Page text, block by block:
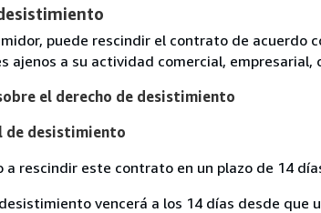
puede rescindir el contrato de
ajenos a su actividad comercial, empresarial,
el derecho de desistimiento
de desistimiento
a rescindir este contrato en un plazo de 14
vencerá a los 14 días desde